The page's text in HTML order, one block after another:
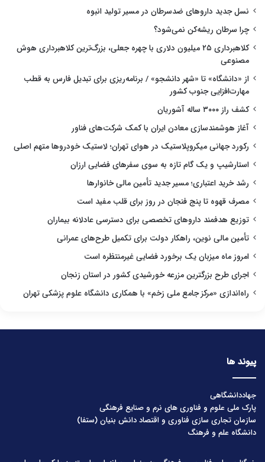
نسل جدید داروهای ضدسرطان در مسیر تولید انبوه
چرا سرطان ریشه‌کن نمی‌شود؟
کلاهبرداری ۲۵ میلیون دلاری با چهره جعلی، بزرگ‌ترین کلاهبرداری هوش
مصنوعی
از «دانشگاه» تا «شهر دانشجو» / برنامه‌ریزی برای تبدیل فارس به قطب
مهارت‌افزایی جنوب کشور
کشف راز ۳۰۰۰ ساله آشوریان
آغاز هوشمندسازی معادن ایران با کمک شرکت‌های فناور
رکورد جهانی میکروپلاستیک در هوای تهران؛ لاستیک خودروها متهم اصلی
استارشیپ و یک گام تازه به سوی سفرهای فضایی ارزان
رشد خرید اعتباری؛ مسیر جدید تأمین مالی خانوارها
مصرف قهوه تا پنج فنجان در روز برای قلب مفید است
توزیع هدفمند داروهای تخصصی برای دسترسی عادلانه بیماران
تأمین مالی نوین، راهکار دولت برای تکمیل طرح‌های عمرانی
امروز ماه میزبان یک برخورد فضایی غیرمنتظره است
اجرای طرح بزرگترین مزرعه خورشیدی کشور در استان زنجان
راه‌اندازی «مرکز جامع ملی زخم» با همکاری دانشگاه علوم پزشکی تهران
پیوند ها
جهاددانشگاهی
پارک ملی علوم و فناوری های نرم و صنایع فرهنگی
سازمان تجاری سازی فناوری و اقتصاد دانش بنیان (ستفا)
دانشگاه علم و فرهنگ